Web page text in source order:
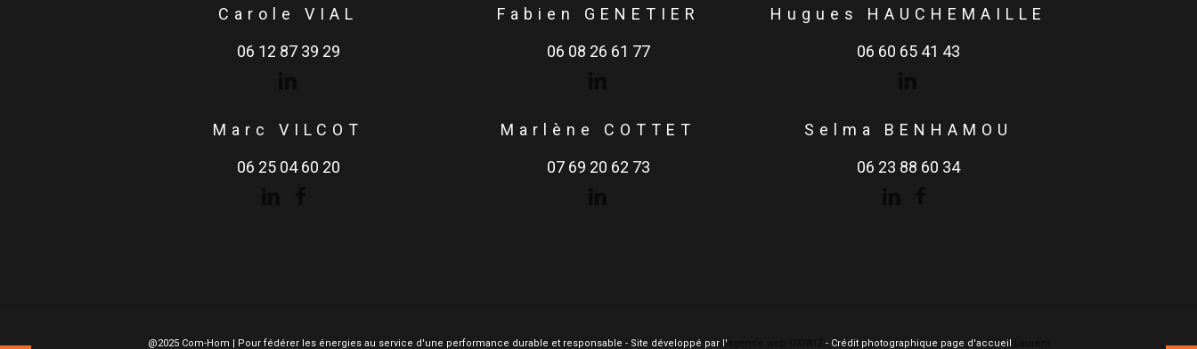
Carole VIAL
06 12 87 39 29
Marc VILCOT
06 25 04 60 20
Fabien GENETIER
06 08 26 61 77
Marlène COTTET
07 69 20 62 73
Hugues HAUCHEMAILLE
06 60 65 41 43
Selma BENHAMOU
06 23 88 60 34
@2025 Com-Hom | Pour fédérer les énergies au service d'une performance durable et responsable - Site développé par l' - Crédit photographique page d'accueil